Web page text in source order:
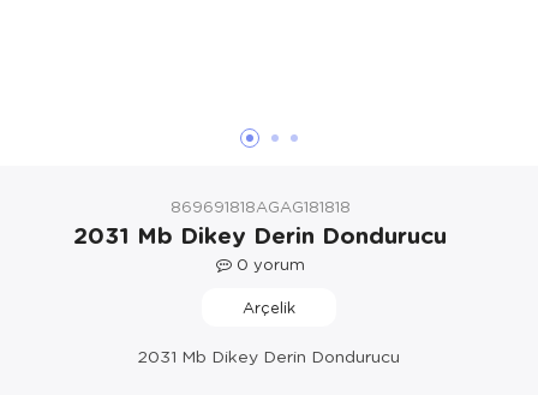
869691818AGAG181818
2031 Mb Dikey Derin Dondurucu
0 yorum
Arçelik
2031 Mb Dikey Derin Dondurucu